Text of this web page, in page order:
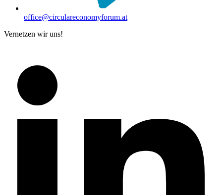
office@circulareconomyforum.at
Vernetzen wir uns!